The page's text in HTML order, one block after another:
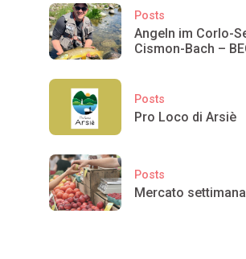
Posts
Angeln im Corlo-
Cismon-Bach –
Posts
Pro Loco di Arsiè
Posts
Mercato